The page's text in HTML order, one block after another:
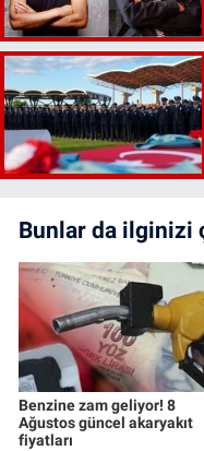
Bunlar da ilginizi
Benzine zam geliyor! 8
Ağustos güncel akaryakıt
fiyatları